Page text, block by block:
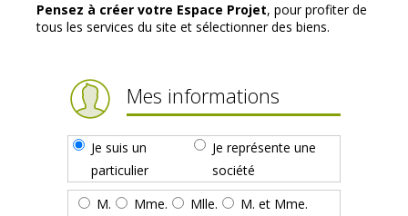
Pensez à créer votre Espace Projet, pour profiter de
tous les services du site et sélectionner des biens.
Mes informations
Je suis un
particulier
Je représente une
société
M.
Mme. Mlle. M. et Mme.